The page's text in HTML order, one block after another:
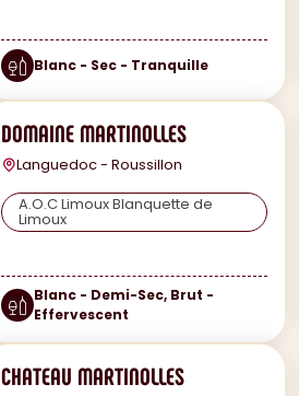
Blanc - Sec - Tranquille
DOMAINE MARTINOLLES
Languedoc - Roussillon
A.O.C Limoux Blanquette de
Limoux
Blanc - Demi-Sec, Brut -
Effervescent
CHATEAU MARTINOLLES